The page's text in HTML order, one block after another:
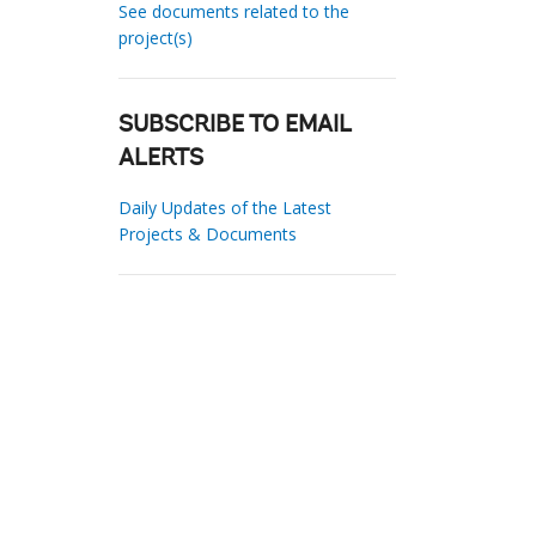
See documents related to the
project(s)
SUBSCRIBE TO EMAIL
ALERTS
Daily Updates of the Latest
Projects & Documents